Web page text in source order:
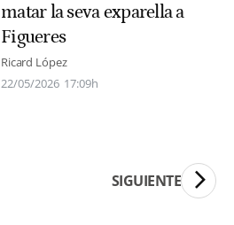
matar la seva exparella a
Figueres
Ricard López
22/05/2026 17:09h
SIGUIENTE